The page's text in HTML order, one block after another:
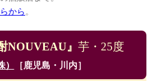
から 。
NOUVEAU』 芋・25度
［鹿児島・川内］